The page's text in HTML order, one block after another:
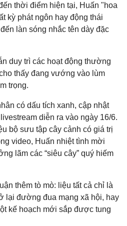
thời điểm hiện tại, Huấn "hoa
kỳ phát ngôn hay động thái
làn sóng nhắc tên dày đặc
duy trì các hoạt động thường
thấy đang vướng vào lùm
trọng.
có dấu tích xanh, cập nhật
diễn ra vào ngày 16/6.
bộ sưu tập cây cảnh có giá trị
video, Huấn nhiệt tình mời
lãm các “siêu cây” quý hiếm
thêm tò mò: liệu tất cả chỉ là
lại đường đua mạng xã hội, hay
kế hoạch mới sắp được tung